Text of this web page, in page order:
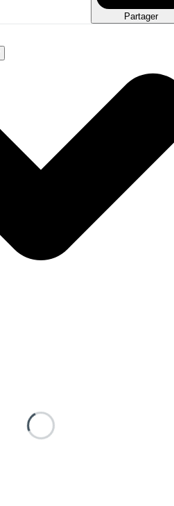
Partager